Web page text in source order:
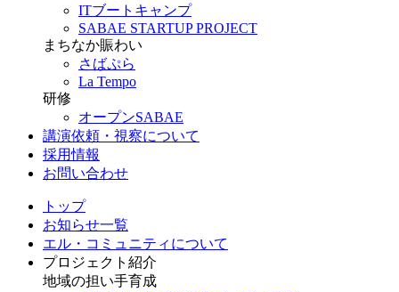
ITブートキャンプ
SABAE STARTUP PROJECT
まちなか賑わい
さばぷら
La Tempo
研修
オープンSABAE
講演依頼・視察について
採用情報
お問い合わせ
トップ
お知らせ一覧
エル・コミュニティについて
プロジェクト紹介
地域の担い手育成